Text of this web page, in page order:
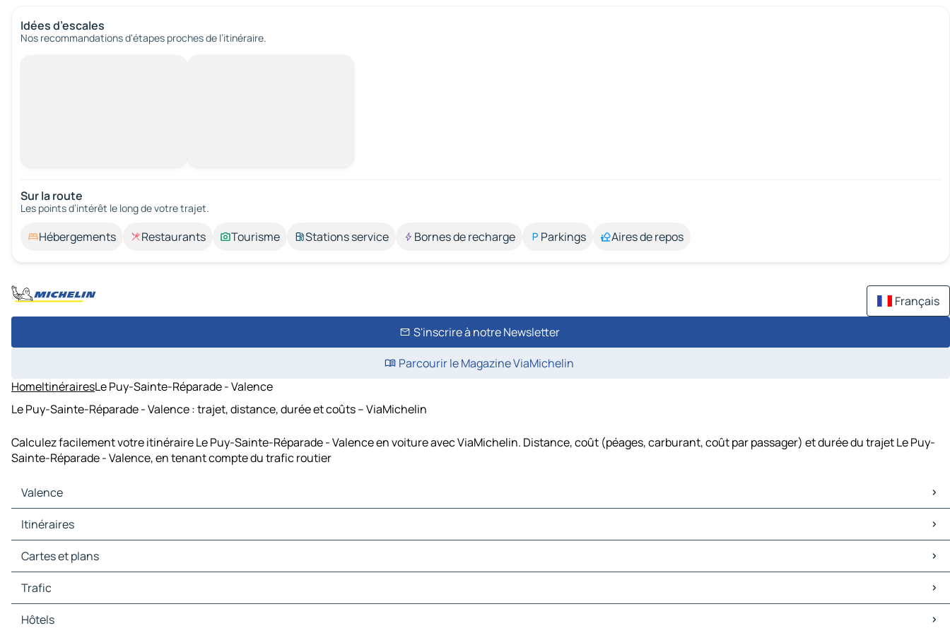
Idées d’escales
Nos recommandations d'étapes proches de l’itinéraire.
Sur la route
Les points d’intérêt le long de votre trajet.
Hébergements Restaurants Tourisme Stations service Bornes de recharge Parkings Aires de repos
Français
S'inscrire à notre Newsletter
Parcourir le Magazine ViaMichelin
HomeItinérairesLe Puy-Sainte-Réparade - Valence
Le Puy-Sainte-Réparade - Valence : trajet, distance, durée et coûts – ViaMichelin
Calculez facilement votre itinéraire Le Puy-Sainte-Réparade - Valence en voiture avec ViaMichelin. Distance, coût (péages, carburant, coût par passager) et durée du trajet Le Puy-
Sainte-Réparade - Valence, en tenant compte du trafic routier
Valence
Valence Cartes et plans
Valence Trafic
Valence Hôtels
Valence Restaurants
Valence Stations-service
Itinéraires
Itinéraires Valence - Saragosse
Itinéraires Valence - Alicante
Itinéraires Valence - Murcie
Itinéraires Valence - Castellón de la Plana
Itinéraires Valence - Elche
Itinéraires Valence - Albacete
Cartes et plans
Cartes et plans Saragosse
Cartes et plans Alicante
Cartes et plans Murcie
Cartes et plans Castellón de la Plana
Trafic
Trafic Saragosse
Trafic Alicante
Hôtels